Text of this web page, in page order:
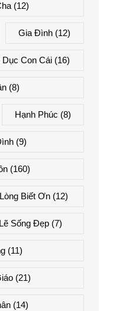
(12)
Gia Đình (12)
Dục Con Cái(16)
(8)
Hạnh Phúc (8)
(9)
(160)
Lòng Biết Ơn(12)
Lẽ Sống Đẹp(7)
(11)
(21)
(14)